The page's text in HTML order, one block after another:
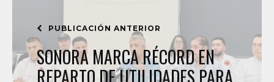
PUBLICACIÓN ANTERIOR
SONORA MARCA RÉCORD EN
REPARTO DE UTILIDADES PARA